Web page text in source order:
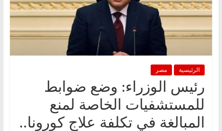
الرئيسية مصر
رئيس الوزراء: وضع ضوابط
للمستشفيات الخاصة لمنع
المبالغة في تكلفة علاج كورونا..